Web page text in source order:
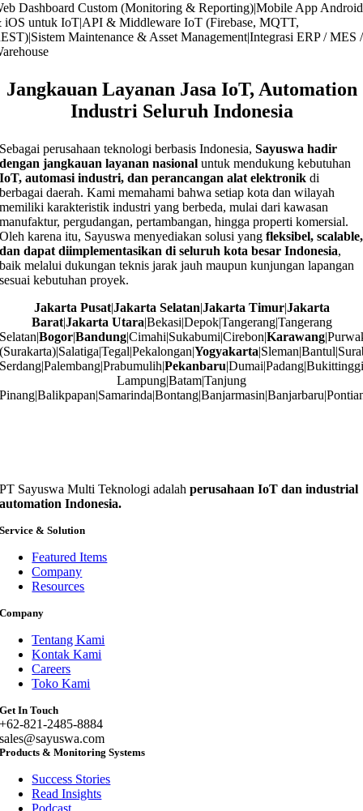
Dashboard Custom (Monitoring & Reporting)|Mobile App Android
iOS untuk IoT|API & Middleware IoT (Firebase, MQTT,
Maintenance & Asset Management|Integrasi ERP / MES /
Jangkauan Layanan Jasa IoT, Automation
Industri Seluruh Indonesia
Sebagai perusahaan teknologi berbasis Indonesia,Sayuswa hadir
dengan jangkauan layanan nasional untuk mendukung kebutuhan
IoT, automasi industri, dan perancangan alat elektronik di
berbagai daerah. Kami memahami bahwa setiap kota dan wilayah
memiliki karakteristik industri yang berbeda, mulai dari kawasan
manufaktur, pergudangan, pertambangan, hingga properti komersial.
Oleh karena itu, Sayuswa menyediakan solusi yangfleksibel, scalable,
dan dapat diimplementasikan di seluruh kota besar Indonesia,
baik melalui dukungan teknis jarak jauh maupun kunjungan lapangan
sesuai kebutuhan proyek.
Jakarta Pusat|Jakarta Selatan|Jakarta Timur|Jakarta
Barat|Jakarta Utara|Bekasi|Depok|Tangerang|Tangerang
Selatan|Bogor|Bandung|Cimahi|Sukabumi|Cirebon|Karawang
(Surakarta)|Salatiga|Tegal|Pekalongan|Yogyakarta
Serdang|Palembang|Prabumulih|Pekanbaru
Lampung|Batam|Tanjung
PT Sayuswa Multi Teknologi adalahperusahaan IoT dan industrial
automation Indonesia.
Service & Solution
Featured Items
Company
Resources
Company
Tentang Kami
Kontak Kami
Careers
Toko Kami
Get In Touch
+62-821-2485-8884
sales@sayuswa.com
Products & Monitoring Systems
Success Stories
Read Insights